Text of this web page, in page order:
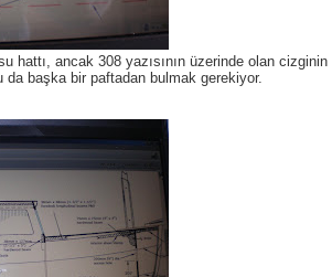
hattı, ancak 308 yazısının üzerinde olan cizginin
da başka bir paftadan bulmak gerekiyor.